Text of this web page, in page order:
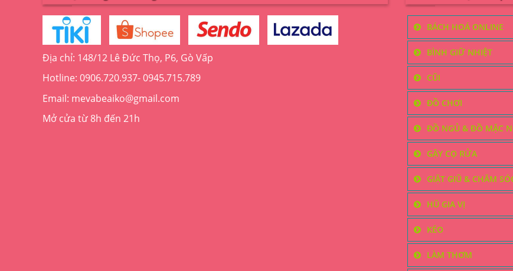
Địa chỉ: 148/12 Lê Đức Thọ, P6, Gò Vấp
Hotline: 0906.720.937- 0945.715.789
Email: mevabeaiko@gmail.com
Mở cửa từ 8h đến 21h
BÁCH HOÁ ONLINE
BÌNH GIỮ NHIỆT
CŨI
ĐỒ CHƠI
ĐỒ NGỦ & ĐỒ MẶC
GẬY CỌ RỬA
GIẶT GIŨ & CHĂM
HŨ GIA VỊ
KÉO
LÀM THƠM